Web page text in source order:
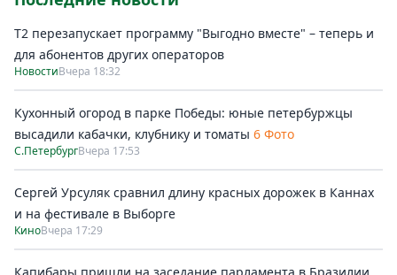
Т2 перезапускает программу "Выгодно вместе" – теперь и
для абонентов других операторов
НовостиВчера 18:32
Кухонный огород в парке Победы: юные петербуржцы
высадили кабачки, клубнику и томаты 6 Фото
С.ПетербургВчера 17:53
Сергей Урсуляк сравнил длину красных дорожек в Каннах
и на фестивале в Выборге
КиноВчера 17:29